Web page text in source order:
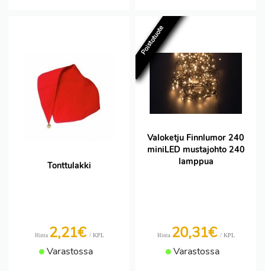
Tonttulakki
Hinta 2,21€ / KPL
Varastossa
Poistotuote
Valoketju Finnlumor 240
miniLED mustajohto 240
lamppua
Hinta 20,31€ / KPL
Varastossa